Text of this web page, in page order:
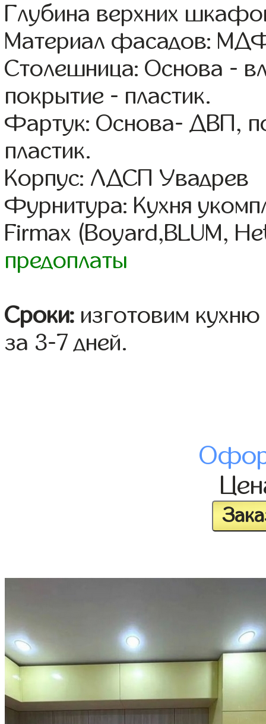
Глубина верхних
Материал фасадов:
Столешница: Основа -
покрытие - пластик.
Фартук: Основа- ДВП,
пластик.
Корпус: ЛДСП Увадрев
Фурнитура: Кухня
Firmax (Boyard,BLUM,
предоплаты
Сроки: изготовим
за 3-7 дней.